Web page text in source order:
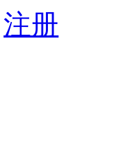
注册